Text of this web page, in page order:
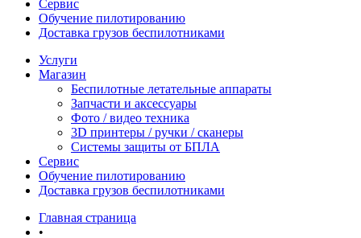
Сервис
Обучение пилотированию
Доставка грузов беспилотниками
Услуги
Магазин
Беспилотные летательные аппараты
Запчасти и аксессуары
Фото / видео техника
3D принтеры / ручки / сканеры
Системы защиты от БПЛА
Сервис
Обучение пилотированию
Доставка грузов беспилотниками
Главная страница
•